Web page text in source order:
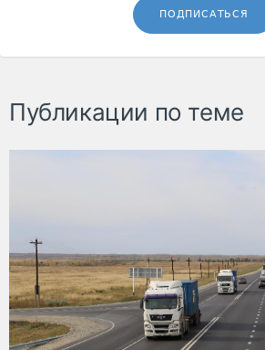
ПОДПИСАТЬСЯ
Публикации по теме